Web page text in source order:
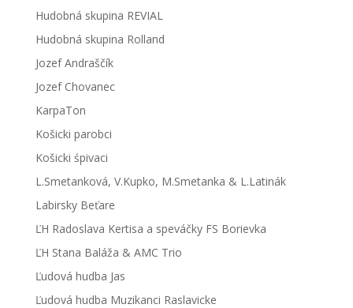
Hudobná skupina REVIAL
Hudobná skupina Rolland
Jozef Andraščík
Jozef Chovanec
KarpaTon
Košicki parobci
Košicki śpivaci
L.Smetanková, V.Kupko, M.Smetanka & L.Latinák
Labirsky Beťare
ĽH Radoslava Kertisa a speváčky FS Borievka
ĽH Stana Baláža & AMC Trio
Ľudová hudba Jas
Ľudová hudba Muzikanci Raslavicke